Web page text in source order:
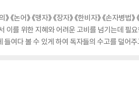
》 《논어》 《맹자》 《장자》 《한비자》 《손자
를 위한 지혜와 어려운 고비를 넘기는데 필
여다 볼 수 있게 하여 독자들의 수고를 덜어